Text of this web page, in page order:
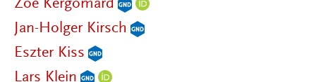
Zoé Kergomard
Jan-Holger Kirsch
Eszter Kiss
Lars Klein